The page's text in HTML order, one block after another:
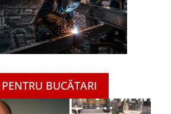
BUCĂTARI